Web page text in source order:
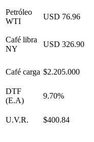
Petróleo
WTI
USD 76.96
Café libra
NY
USD 326.90
Café carga $2.205.000
DTF
(E.A)
9.70%
U.V.R. $400.84